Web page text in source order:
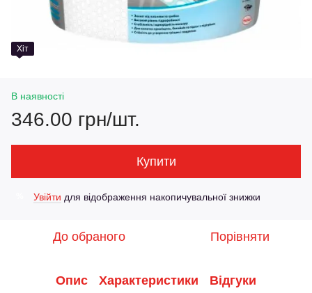
Хіт
В наявності
346.00 грн/шт.
Купити
Увійти для відображення накопичувальної знижки
До обраного Порівняти
Опис Характеристики Відгуки